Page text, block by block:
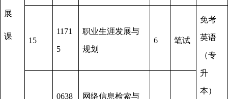
展
课 15
1171
5
职业生涯发展与
规划
6 笔试
免考
英语
（专
升
本）
0638 网络信息检索与